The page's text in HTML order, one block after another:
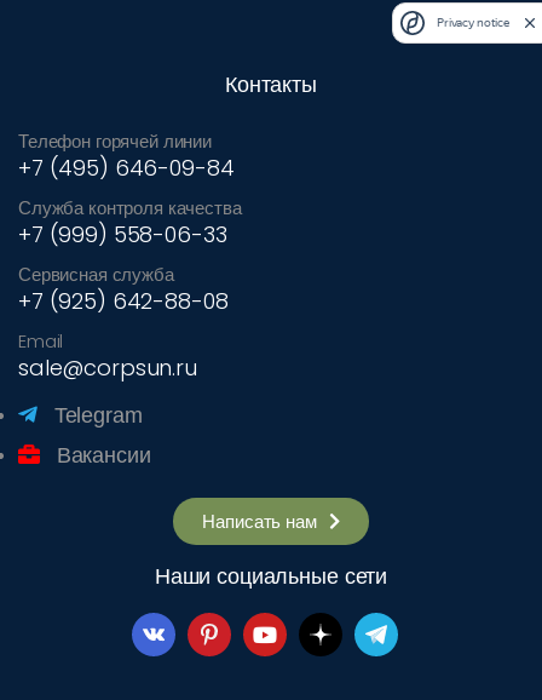
Контакты
Телефон горячей линии
+7 (495) 646-09-84
Служба контроля качества
+7 (999) 558-06-33
Сервисная служба
+7 (925) 642-88-08
Email
sale@corpsun.ru
Telegram
Вакансии
Написать нам
Наши социальные сети
Privacy notice